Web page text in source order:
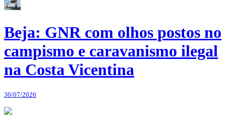
Beja: GNR com olhos postos no
campismo e caravanismo ilegal
na Costa Vicentina
30/07/2026